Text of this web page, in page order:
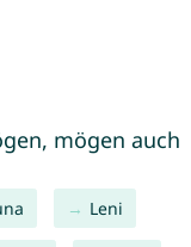
mögen auch
Leni